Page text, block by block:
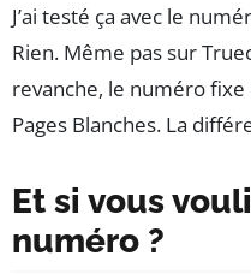
J’ai testé ça avec le
Rien. Même pas sur
revanche, le numéro
Pages Blanches. La
Et si vous
numéro ?